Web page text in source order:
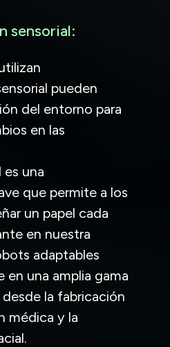
sensorial:
pueden
del entorno para
en las
es una
que permite a los
un papel cada
en nuestra
adaptables
en una amplia gama
la fabricación
médica y la